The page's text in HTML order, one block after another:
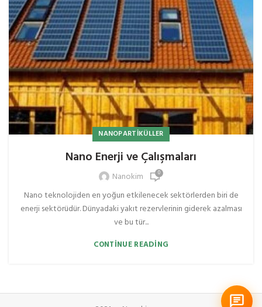
NANOPARTIKÜLLER
Nano Enerji ve Çalışmaları
Nanokim 0
Nano teknolojiden en yoğun etkilenecek sektörlerden biri de
enerji sektörüdür. Dünyadaki yakıt rezervlerinin giderek azalması
ve bu tür...
CONTINUE READING